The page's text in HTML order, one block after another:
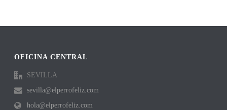
OFICINA CENTRAL
SEVILLA
sevilla@elperrofeliz.com
hola@elperrofeliz.com